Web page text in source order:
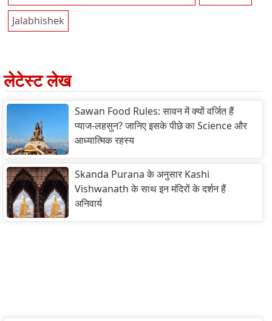
Jalabhishek
लेटेस्ट लेख
Sawan Food Rules: सावन में क्यों वर्जित हैं
प्याज-लहसुन? जानिए इसके पीछे का Science और
आध्यात्मिक रहस्य
Skanda Purana के अनुसार Kashi
Vishwanath के साथ इन मंदिरों के दर्शन हैं
अनिवार्य